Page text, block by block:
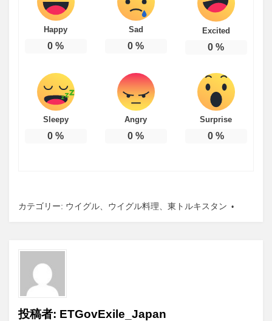
Happy
0 %
Sad
0 %
Excited
0 %
Sleepy
0 %
Angry
0 %
Surprise
0 %
カテゴリー: ウイグル ウイグル料理 東トルキスタン
投稿者: ETGovExile_Japan